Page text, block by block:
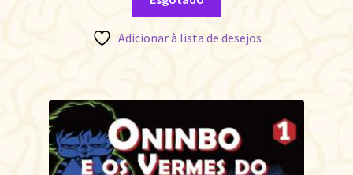
Adicionar à lista de desejos